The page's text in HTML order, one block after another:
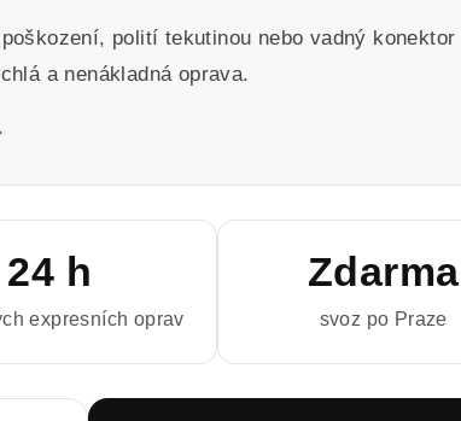
polití tekutinou nebo vadný konektor
a nenákladná oprava.
24 h
expresních oprav
Zdarma
svoz po Praze